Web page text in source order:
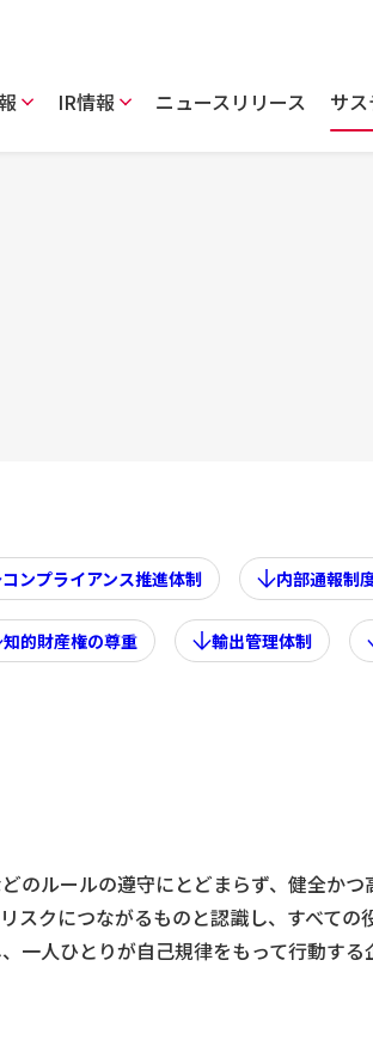
IR情報 ニュースリリース サ
コンプライアンス推進体制 内部通報制
知的財産権の尊重 輸出管理体制
のルールの遵守にとどまらず、健全か
スクにつながるものと認識し、すべて
人ひとりが自己規律をもって行動する